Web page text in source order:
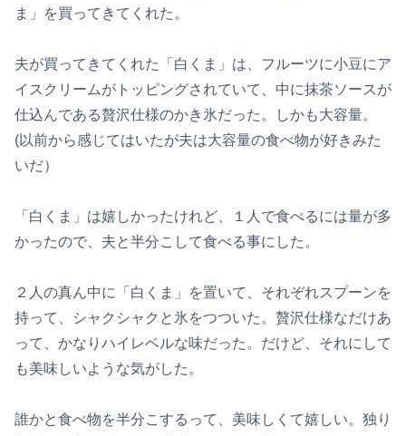
ま」を買ってきてくれた。
夫が買ってきてくれた「白くま」は、フルーツに小豆にア
イスクリームがトッピングされていて、中に抹茶ソースが
仕込んである贅沢仕様のかき氷だった。しかも大容量。
(以前から感じてはいたが夫は大容量の食べ物が好きみた
いだ）
「白くま」は嬉しかったけれど、１人で食べるには量が多
かったので、夫と半分こして食べる事にした。
２人の真ん中に「白くま」を置いて、それぞれスプーンを
持って、シャクシャクと氷をつついた。贅沢仕様なだけあ
って、かなりハイレベルな味だった。だけど、それにして
も美味しいような気がした。
誰かと食べ物を半分こするって、美味しくて嬉しい。独り